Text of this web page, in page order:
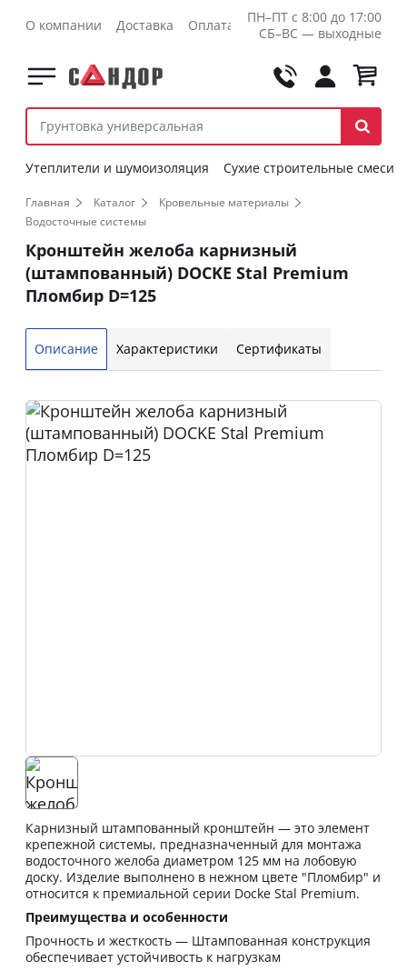
О компании Доставка Оплата Контакты Оптовикам
ПН–ПТ с 8:00 до 17:00
СБ–ВС — выходные
Утеплители и шумоизоляция Сухие строительные смеси
Главная Каталог
Кровельные материалы
Водосточные системы
Кронштейн желоба карнизный
(штампованный) DOCKE Stal Premium
Пломбир D=125
Описание Характеристики Сертификаты
Карнизный штампованный кронштейн — это элемент
крепежной системы, предназначенный для монтажа
водосточного желоба диаметром 125 мм на лобовую
доску. Изделие выполнено в нежном цвете "Пломбир" и
относится к премиальной серии Docke Stal Premium.
Преимущества и особенности
Прочность и жесткость — Штампованная конструкция
обеспечивает устойчивость к нагрузкам